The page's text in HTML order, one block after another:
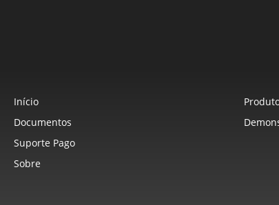
Início
Documentos
Suporte Pago
Sobre